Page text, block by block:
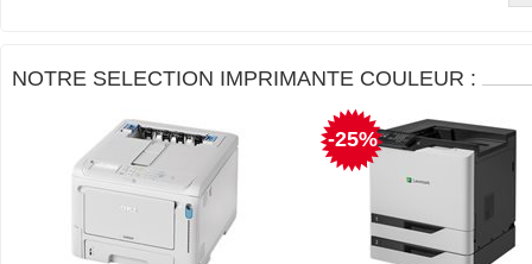
NOTRE SELECTION IMPRIMANTE COULEUR :
-25%